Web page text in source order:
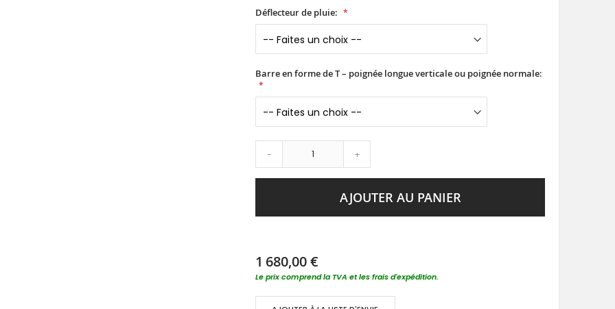
Déflecteur de pluie:
Barre en forme de T – poignée longue verticale ou poignée normale:
- +
AJOUTER AU PANIER
1 680,00 €
Le prix comprend la TVA et les frais d'expédition.